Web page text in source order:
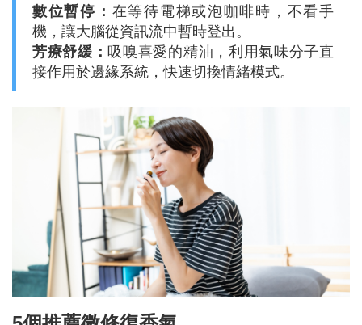
數位暫停： 在等待電梯或泡咖啡時，不看手
機，讓大腦從資訊流中暫時登出。
芳療舒緩：吸嗅喜愛的精油，利用氣味分子直
接作用於邊緣系統，快速切換情緒模式。